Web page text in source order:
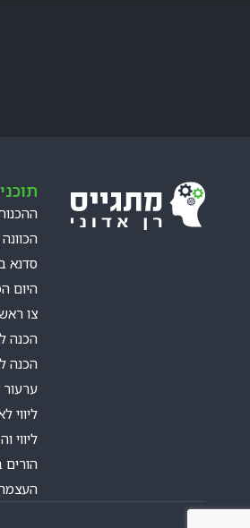
סדנא
היום
צו
הכנה
הכנה
ערעור
ליווי
ליווי
הורים